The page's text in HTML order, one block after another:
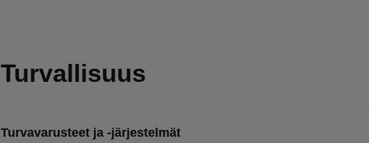
Turvallisuus
Turvavarusteet ja -järjestelmät